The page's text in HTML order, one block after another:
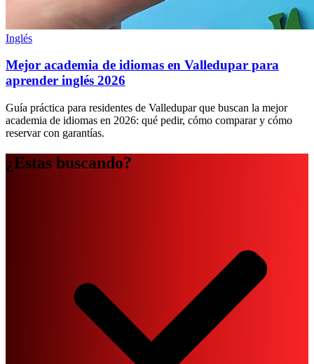
Inglés
Mejor academia de idiomas en Valledupar para
aprender inglés 2026
Guía práctica para residentes de Valledupar que buscan la mejor
academia de idiomas en 2026: qué pedir, cómo comparar y cómo
reservar con garantías.
¿Estas buscando?